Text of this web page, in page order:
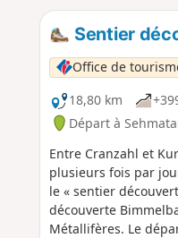
Sentier
Office de
18,80 km
Départ à
Entre Cranzahl et
plusieurs fois par
le « sentier
découverte
Métallifères. Le